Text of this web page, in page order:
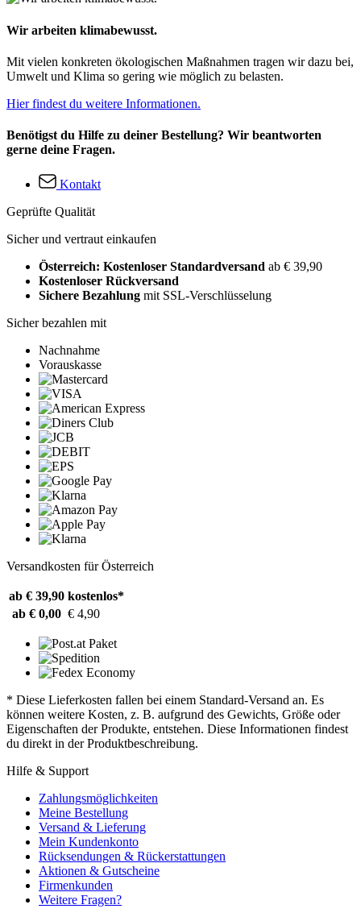
Wir arbeiten klimabewusst.
Mit vielen konkreten ökologischen Maßnahmen tragen wir dazu bei,
Umwelt und Klima so gering wie möglich zu belasten.
Hier findest du weitere Informationen.
Benötigst du Hilfe zu deiner Bestellung? Wir beantworten
gerne deine Fragen.
Kontakt
Geprüfte Qualität
Sicher und vertraut einkaufen
Österreich: Kostenloser Standardversand ab € 39,90
Kostenloser Rückversand
Sichere Bezahlung mit SSL-Verschlüsselung
Sicher bezahlen mit
Nachnahme
Vorauskasse
Versandkosten für Österreich
ab € 39,90 kostenlos*
ab € 0,00 € 4,90
* Diese Lieferkosten fallen bei einem Standard-Versand an. Es
können weitere Kosten, z. B. aufgrund des Gewichts, Größe oder
Eigenschaften der Produkte, entstehen. Diese Informationen findest
du direkt in der Produktbeschreibung.
Hilfe & Support
Zahlungsmöglichkeiten
Meine Bestellung
Versand & Lieferung
Mein Kundenkonto
Rücksendungen & Rückerstattungen
Aktionen & Gutscheine
Firmenkunden
Weitere Fragen?